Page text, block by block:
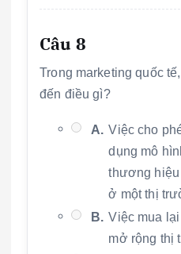
Câu 8
Trong marketing quốc
đến điều gì?
A. Việc cho
dụng mô
thương hiệu
ở một thị
B. Việc mua
mở rộng thị